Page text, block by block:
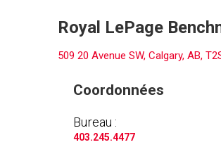
Royal LePage
509 20 Avenue SW, Calgary, AB,
Coordonnées
Bureau :
403.245.4477